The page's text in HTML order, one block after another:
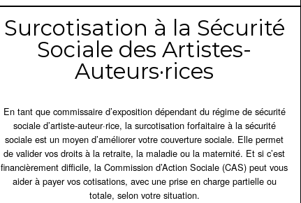
Surcotisation à la Sécurité
Sociale des Artistes-
Auteurs·rices
En tant que commissaire d’exposition dépendant du régime de sécurité
sociale d’artiste-auteur·rice, la surcotisation forfaitaire à la sécurité
sociale est un moyen d’améliorer votre couverture sociale. Elle permet
de valider vos droits à la retraite, la maladie ou la maternité. Et si c’est
financièrement difficile, la Commission d’Action Sociale (CAS) peut vous
aider à payer vos cotisations, avec une prise en charge partielle ou
totale, selon votre situation.